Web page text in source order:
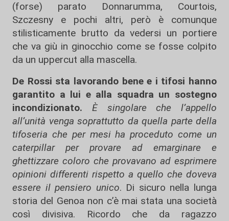
(forse) parato Donnarumma, Courtois,
Szczesny e pochi altri, però è comunque
stilisticamente brutto da vedersi un portiere
che va giù in ginocchio come se fosse colpito
da un uppercut alla mascella.
De Rossi sta lavorando bene e i tifosi hanno
garantito a lui e alla squadra un sostegno
incondizionato.
È singolare che l’appello
all’unità venga soprattutto da quella parte della
tifoseria che per mesi ha proceduto come un
caterpillar per provare ad emarginare e
ghettizzare coloro che provavano ad esprimere
opinioni differenti rispetto a quello che doveva
essere il pensiero unico. Di sicuro nella lunga
storia del Genoa non c’è mai stata una società
così divisiva. Ricordo che da ragazzo